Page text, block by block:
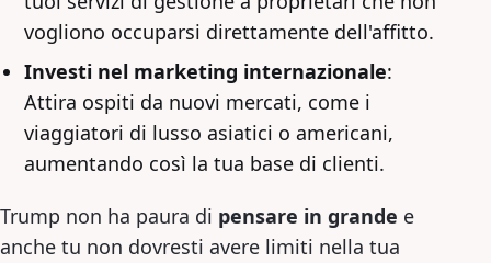
vogliono occuparsi direttamente dell'affitto.
Investi nel marketing internazionale:
Attira ospiti da nuovi mercati, come i
viaggiatori di lusso asiatici o americani,
aumentando così la tua base di clienti.
Trump non ha paura di pensare in grande e
anche tu non dovresti avere limiti nella tua